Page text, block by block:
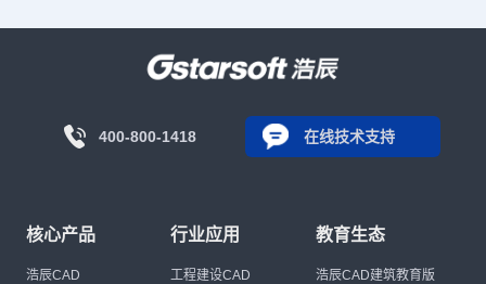
400-800-1418 在线技术支持
核心产品
浩辰CAD
行业应用
工程建设CAD
教育生态
浩辰CAD建筑教育版